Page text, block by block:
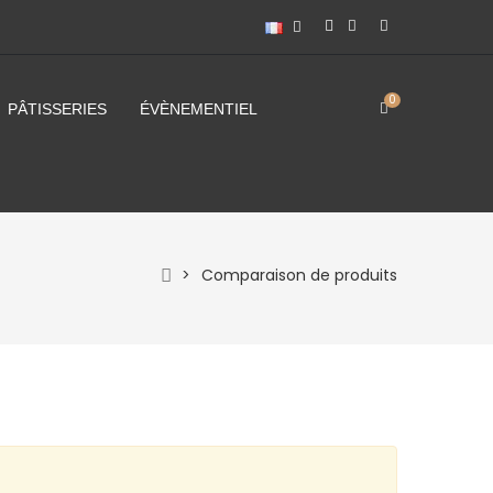
0
PÂTISSERIES ÉVÈNEMENTIEL
> Comparaison de produits